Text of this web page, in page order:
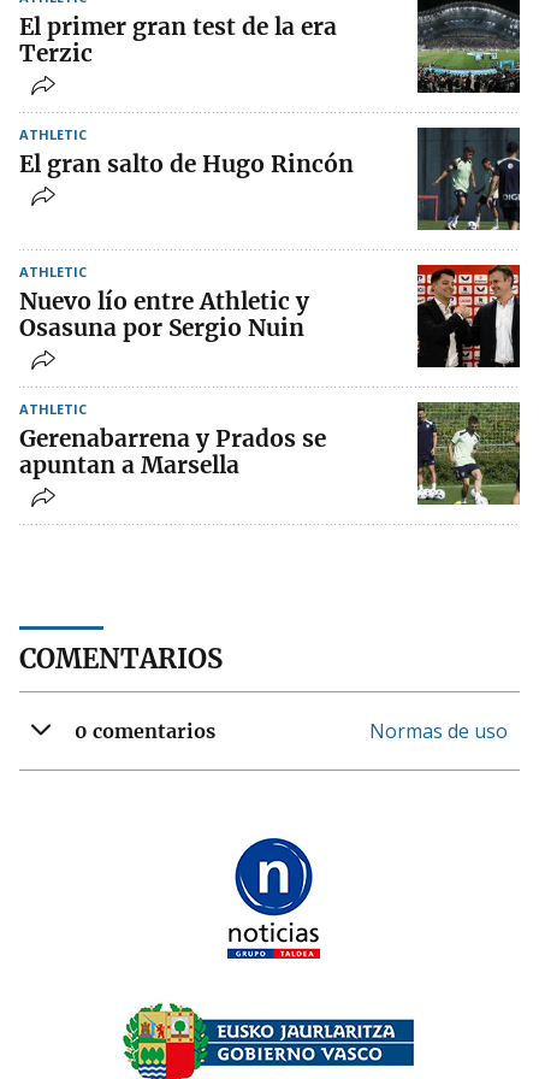
El primer gran test de la era
Terzic
ATHLETIC
El gran salto de Hugo Rincón
ATHLETIC
Nuevo lío entre Athletic y
Osasuna por Sergio Nuin
ATHLETIC
Gerenabarrena y Prados se
apuntan a Marsella
COMENTARIOS
0 comentarios Normas de uso